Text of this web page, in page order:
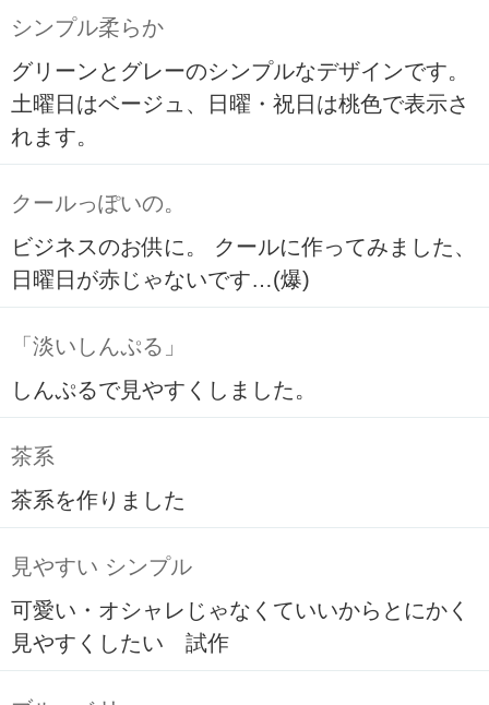
シンプル柔らか
グリーンとグレーのシンプルなデザインです。
土曜日はベージュ、日曜・祝日は桃色で表示さ
れます。
クールっぽいの。
ビジネスのお供に。 クールに作ってみました、
日曜日が赤じゃないです…(爆)
「淡いしんぷる」
しんぷるで見やすくしました。
茶系
茶系を作りました
見やすい シンプル
可愛い・オシャレじゃなくていいからとにかく
見やすくしたい 試作